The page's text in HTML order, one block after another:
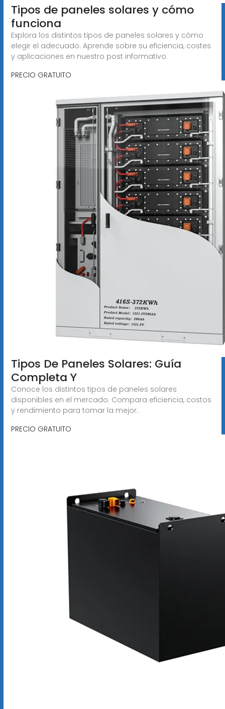
Tipos de paneles solares y cómo
funciona
Explora los distintos tipos de paneles solares y cómo
elegir el adecuado. Aprende sobre su eficiencia, costes
y aplicaciones en nuestro post informativo.
PRECIO GRATUITO
Tipos De Paneles Solares: Guía
Completa Y
Conoce los distintos tipos de paneles solares
disponibles en el mercado. Compara eficiencia, costos
y rendimiento para tomar la mejor.
PRECIO GRATUITO